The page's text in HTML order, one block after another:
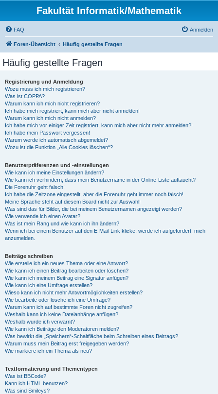
Fakultät Informatik/Mathematik
FAQ Anmelden
Foren-Übersicht Häufig gestellte Fragen
Häufig gestellte Fragen
Registrierung und Anmeldung
Wozu muss ich mich registrieren?
Was ist COPPA?
Warum kann ich mich nicht registrieren?
Ich habe mich registriert, kann mich aber nicht anmelden!
Warum kann ich mich nicht anmelden?
Ich habe mich vor einiger Zeit registriert, kann mich aber nicht mehr anmelden?!
Ich habe mein Passwort vergessen!
Warum werde ich automatisch abgemeldet?
Wozu ist die Funktion „Alle Cookies löschen“?
Benutzerpräferenzen und -einstellungen
Wie kann ich meine Einstellungen ändern?
Wie kann ich verhindern, dass mein Benutzername in der Online-Liste auftaucht?
Die Forenuhr geht falsch!
Ich habe die Zeitzone eingestellt, aber die Forenuhr geht immer noch falsch!
Meine Sprache steht auf diesem Board nicht zur Auswahl!
Was sind das für Bilder, die bei meinem Benutzernamen angezeigt werden?
Wie verwende ich einen Avatar?
Was ist mein Rang und wie kann ich ihn ändern?
Wenn ich bei einem Benutzer auf den E-Mail-Link klicke, werde ich aufgefordert, mich
anzumelden.
Beiträge schreiben
Wie erstelle ich ein neues Thema oder eine Antwort?
Wie kann ich einen Beitrag bearbeiten oder löschen?
Wie kann ich meinem Beitrag eine Signatur anfügen?
Wie kann ich eine Umfrage erstellen?
Wieso kann ich nicht mehr Antwortmöglichkeiten erstellen?
Wie bearbeite oder lösche ich eine Umfrage?
Warum kann ich auf bestimmte Foren nicht zugreifen?
Weshalb kann ich keine Dateianhänge anfügen?
Weshalb wurde ich verwarnt?
Wie kann ich Beiträge den Moderatoren melden?
Was bewirkt die „Speichern“-Schaltfläche beim Schreiben eines Beitrags?
Warum muss mein Beitrag erst freigegeben werden?
Wie markiere ich ein Thema als neu?
Textformatierung und Thementypen
Was ist BBCode?
Kann ich HTML benutzen?
Was sind Smileys?